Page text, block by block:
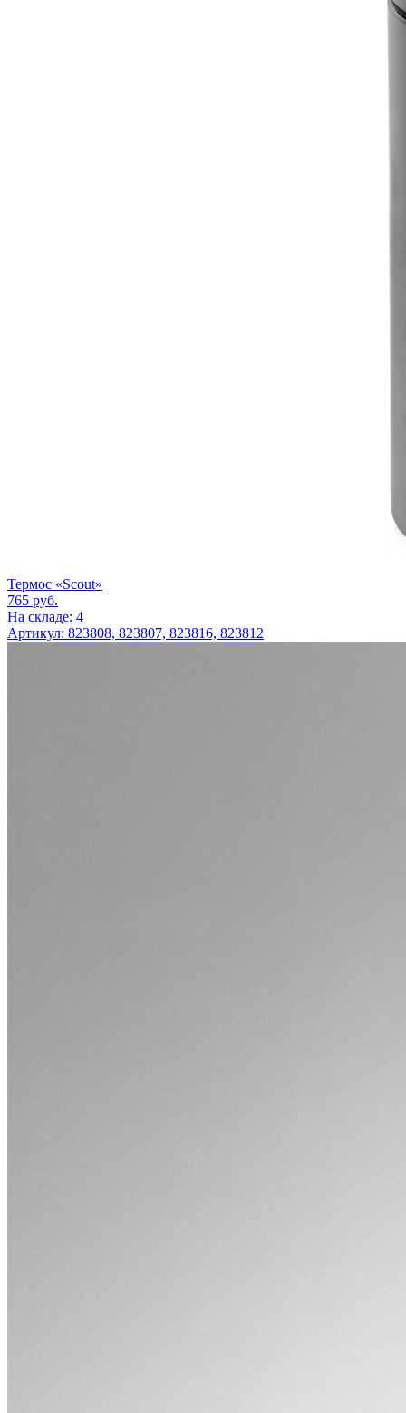
Термос «Scout»
765 руб.
На складе: 4
Артикул: 823808, 823807, 823816, 823812